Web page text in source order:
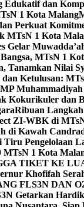
Edukatif dan
1 Kota Malang
Perkuat
MTsN 1 Kota
Gelar
MTsN 1
Tanamkan Nilai
Ketulusan:
Kokurikuler dan
Ribuan
ZI-WBK di
di Kawah
Pengelolaan
MTsN 1 Kota
TIKET KE
Khofifah
FLS3N DAN
Getarkan